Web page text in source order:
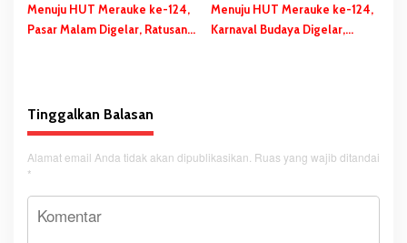
Menuju HUT Merauke ke-124,
Pasar Malam Digelar, Ratusan
Menuju HUT Merauke ke-124,
Karnaval Budaya Digelar,
Tinggalkan Balasan
Alamat email Anda tidak akan dipublikasikan. Ruas yang wajib ditandai
*